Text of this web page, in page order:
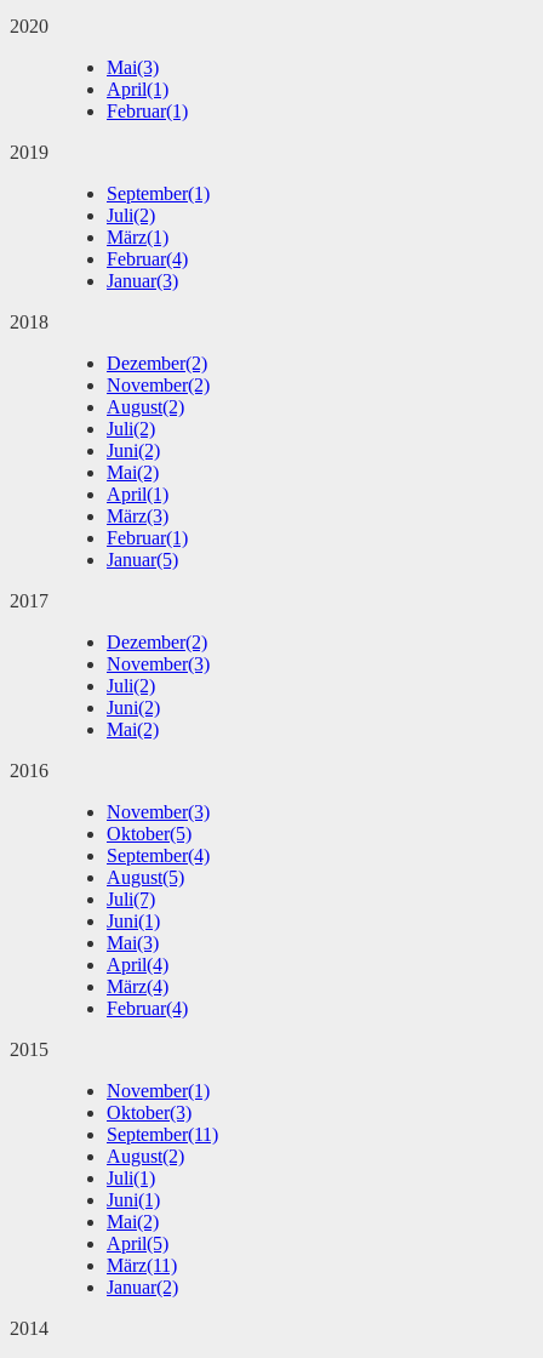
2020
Mai(3)
April(1)
Februar(1)
2019
September(1)
Juli(2)
März(1)
Februar(4)
Januar(3)
2018
Dezember(2)
November(2)
August(2)
Juli(2)
Juni(2)
Mai(2)
April(1)
März(3)
Februar(1)
Januar(5)
2017
Dezember(2)
November(3)
Juli(2)
Juni(2)
Mai(2)
2016
November(3)
Oktober(5)
September(4)
August(5)
Juli(7)
Juni(1)
Mai(3)
April(4)
März(4)
Februar(4)
2015
November(1)
Oktober(3)
September(11)
August(2)
Juli(1)
Juni(1)
Mai(2)
April(5)
März(11)
Januar(2)
2014